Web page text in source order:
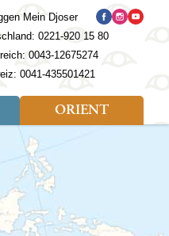
Mein Djoser
0221-920 15 80
0043-12675274
0041-435501421
ORIENT
Länder
Ägypten
Israel
Jordanien
Marokko
Oman